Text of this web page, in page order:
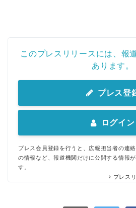
このプレスリリースには、報
あります。
プレス登
ログイン
プレス会員登録を行うと、広報担当者の連
の情報など、報道機関だけに公開する情報
す。
プレス